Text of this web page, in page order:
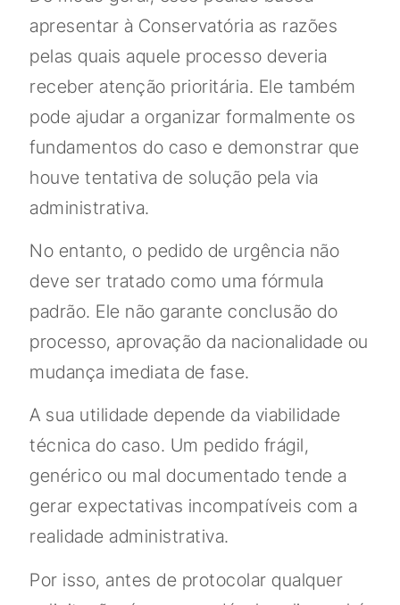
apresentar à Conservatória as razões
pelas quais aquele processo deveria
receber atenção prioritária. Ele também
pode ajudar a organizar formalmente os
fundamentos do caso e demonstrar que
houve tentativa de solução pela via
administrativa.
No entanto, o pedido de urgência não
deve ser tratado como uma fórmula
padrão. Ele não garante conclusão do
processo, aprovação da nacionalidade ou
mudança imediata de fase.
A sua utilidade depende da viabilidade
técnica do caso. Um pedido frágil,
genérico ou mal documentado tende a
gerar expectativas incompatíveis com a
realidade administrativa.
Por isso, antes de protocolar qualquer